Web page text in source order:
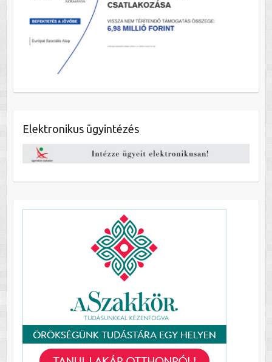
Elektronikus ügyintézés